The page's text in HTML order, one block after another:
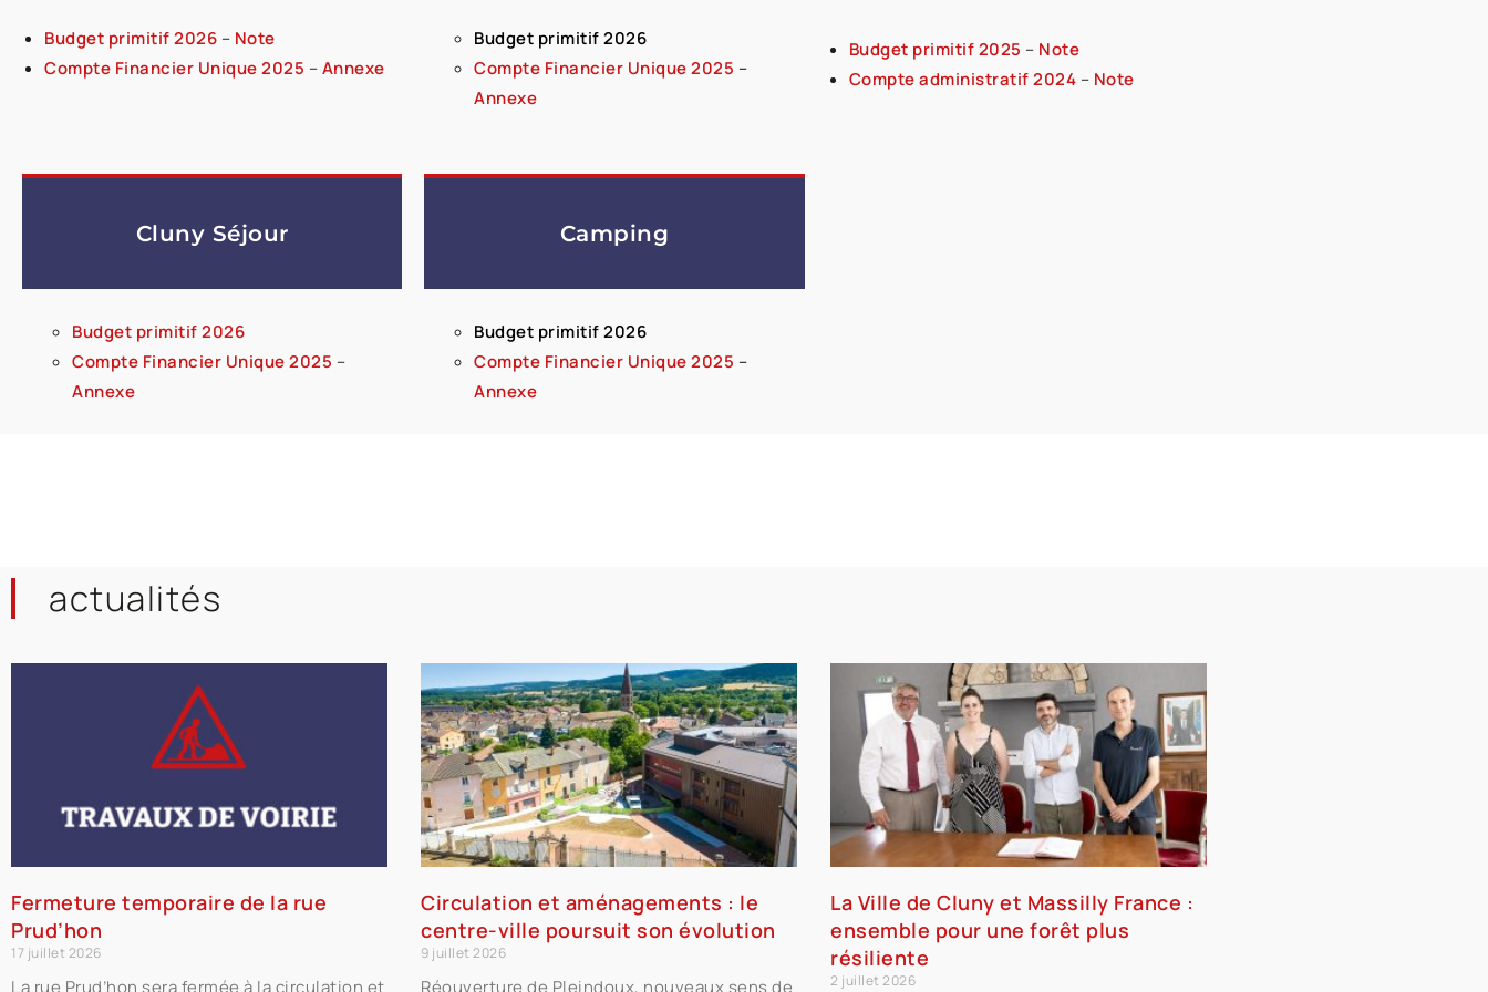
Budget primitif 2026 – Note
Compte Financier Unique 2025 –Annexe
Budget primitif 2026
Compte Financier Unique 2025 –
Annexe
Budget primitif 2025 – Note
Compte administratif 2024 – Note
Cluny Séjour
Budget primitif 2026
Compte Financier Unique 2025 –
Annexe
Camping
Budget primitif 2026
Compte Financier Unique 2025 –
Annexe
actualités
Fermeture temporaire de la rue
Prud’hon
17 juillet 2026
La rue Prud’hon sera fermée à la circulation et
Circulation et aménagements : le
centre-ville poursuit son évolution
9 juillet 2026
Réouverture de Pleindoux, nouveaux sens de
La Ville de Cluny et Massilly France :
ensemble pour une forêt plus
résiliente
2 juillet 2026